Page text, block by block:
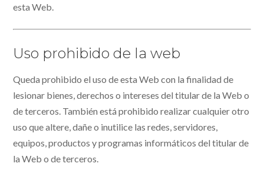
esta Web.
Uso prohibido de la web
Queda prohibido el uso de esta Web con la finalidad de
lesionar bienes, derechos o intereses del titular de la Web o
de terceros. También está prohibido realizar cualquier otro
uso que altere, dañe o inutilice las redes, servidores,
equipos, productos y programas informáticos del titular de
la Web o de terceros.